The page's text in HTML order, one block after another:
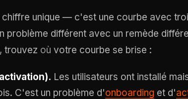
chiffre unique — c'est une courbe avec
problème différent avec un remède
trouvez où votre courbe se brise :
Les utilisateurs ont installé
C'est un problème d'onboarding et d'